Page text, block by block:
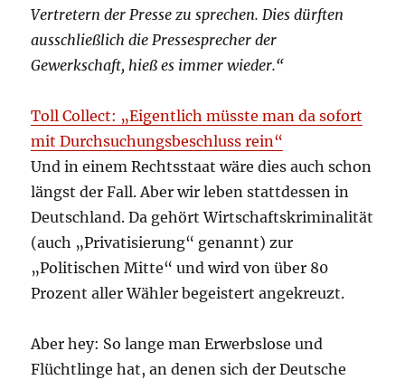
Vertretern der Presse zu sprechen. Dies dürften
ausschließlich die Pressesprecher der
Gewerkschaft, hieß es immer wieder.“
Toll Collect: „Eigentlich müsste man da sofort
mit Durchsuchungsbeschluss rein“
Und in einem Rechtsstaat wäre dies auch schon
längst der Fall. Aber wir leben stattdessen in
Deutschland. Da gehört Wirtschaftskriminalität
(auch „Privatisierung“ genannt) zur
„Politischen Mitte“ und wird von über 80
Prozent aller Wähler begeistert angekreuzt.
Aber hey: So lange man Erwerbslose und
Flüchtlinge hat, an denen sich der Deutsche